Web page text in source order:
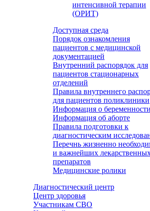
интенсивной терапии
(ОРИТ)
Доступная среда
Порядок ознакомления
пациентов с медицинской
документацией
Внутренний распорядок для
пациентов стационарных
отделений
Правила внутреннего
для пациентов поликлиники
Информация о беременности
Информация об аборте
Правила подготовки к
диагностическим
Перечнь жизненно
и важнейших
препаратов
Медицинские ролики
Диагностический центр
Центр здоровья
Участникам СВО